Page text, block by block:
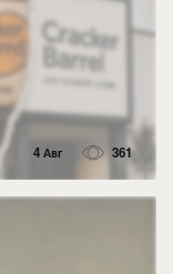
4 Авг 361